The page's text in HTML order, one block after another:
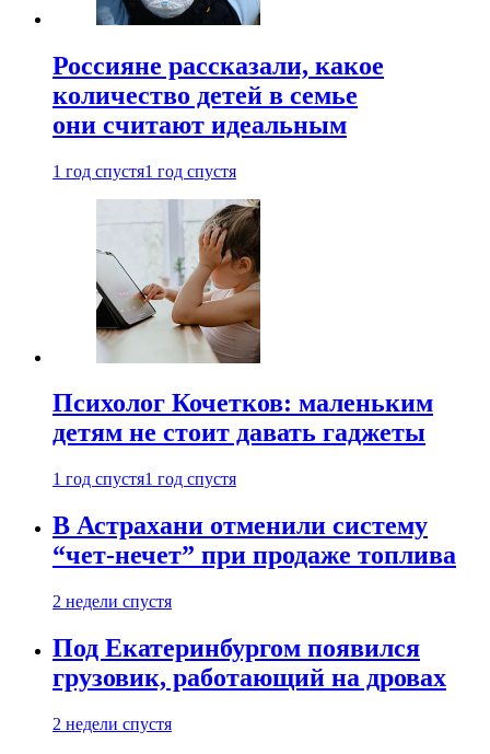
Россияне рассказали, какое
количество детей в семье
они считают идеальным
1 год спустя1 год спустя
Психолог Кочетков: маленьким
детям не стоит давать гаджеты
1 год спустя1 год спустя
В Астрахани отменили систему
“чет-нечет” при продаже топлива
2 недели спустя
Под Екатеринбургом появился
грузовик, работающий на дровах
2 недели спустя